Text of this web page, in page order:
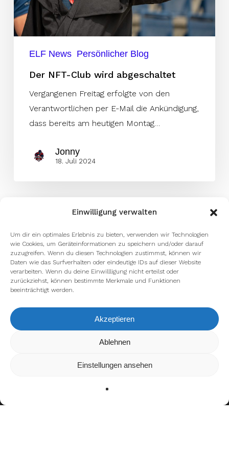
Einwilligung verwalten
Um dir ein optimales Erlebnis zu bieten, verwenden wir Technologien
wie Cookies, um Geräteinformationen zu speichern und/oder darauf
zuzugreifen. Wenn du diesen Technologien zustimmst, können wir
Daten wie das Surfverhalten oder eindeutige IDs auf dieser Website
verarbeiten. Wenn du deine Einwillligung nicht erteilst oder
zurückziehst, können bestimmte Merkmale und Funktionen
beeinträchtigt werden.
Akzeptieren
Ablehnen
Einstellungen ansehen
ELF News Persönlicher Blog
Der NFT-Club wird abgeschaltet
Vergangenen Freitag erfolgte von den
Verantwortlichen per E-Mail die Ankündigung,
dass bereits am heutigen Montag…
Jonny
18. Juli 2024
Wir verwenden Cookies, um dir die bestmögliche Erfahrung auf
kannst du erfahren, welche Cookies wir
verwenden oder sie ausschalten.